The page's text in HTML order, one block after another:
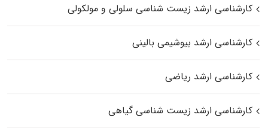
کارشناسی ارشد زیست شناسی سلولی و مولکولی
کارشناسی ارشد بیوشیمی بالینی
کارشناسی ارشد ریاضی
کارشناسی ارشد زیست‌ شناسی گیاهی